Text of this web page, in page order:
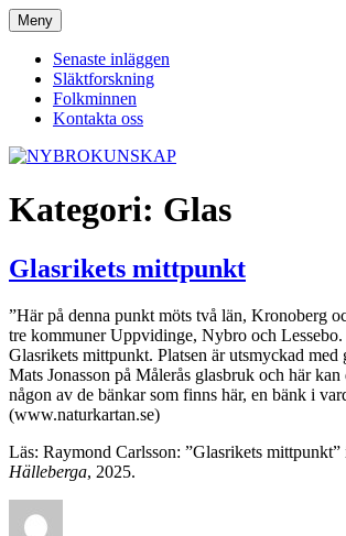
Hoppa
till
innehåll
NYBROKUNSKAP
Meny
Senaste inläggen
Släktforskning
Folkminnen
Kontakta oss
Kategori: Glas
Glasrikets mittpunkt
”Här på denna punkt möts två län, Kronoberg
tre kommuner Uppvidinge, Nybro och
Glasrikets mittpunkt. Platsen är utsmyckad med
Mats Jonasson på Målerås glasbruk och här kan
någon av de bänkar som finns här, en bänk i
(www.naturkartan.se)
Läs: Raymond Carlsson: ”Glasrikets mittpunkt”
Hälleberga, 2025.